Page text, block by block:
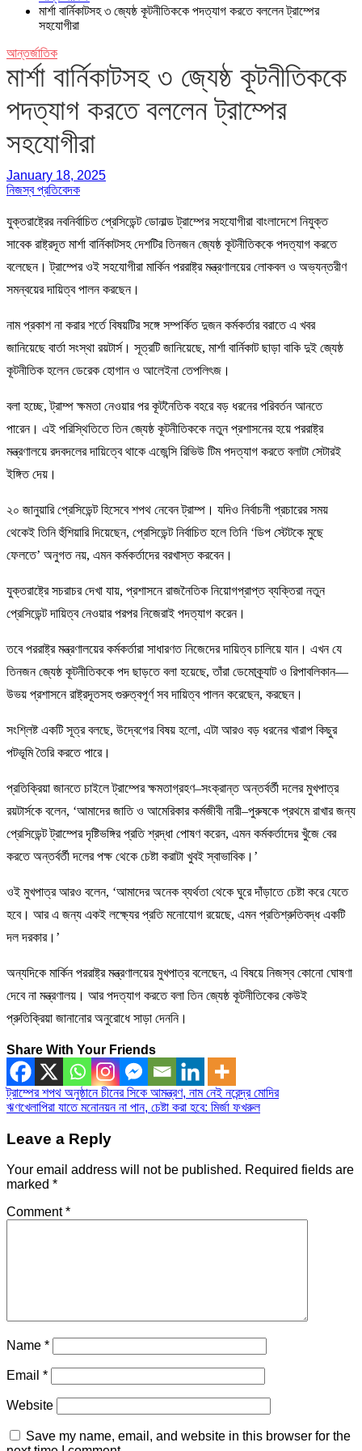
মার্শা বার্নিকাটসহ ৩ জ্যেষ্ঠ কূটনীতিককে পদত্যাগ করতে বললেন ট্রাম্পের
সহযোগীরা
আন্তর্জাতিক
মার্শা বার্নিকাটসহ ৩ জ্যেষ্ঠ কূটনীতিককে
পদত্যাগ করতে বললেন ট্রাম্পের
সহযোগীরা
January 18, 2025
নিজস্ব প্রতিবেদক
যুক্তরাষ্ট্রের নবনির্বাচিত প্রেসিডেন্ট ডোনাল্ড ট্রাম্পের সহযোগীরা বাংলাদেশে নিযুক্ত
সাবেক রাষ্ট্রদূত মার্শা বার্নিকাটসহ দেশটির তিনজন জ্যেষ্ঠ কূটনীতিককে পদত্যাগ করতে
বলেছেন। ট্রাম্পের ওই সহযোগীরা মার্কিন পররাষ্ট্র মন্ত্রণালয়ের লোকবল ও অভ্যন্তরীণ
সমন্বয়ের দায়িত্ব পালন করছেন।
নাম প্রকাশ না করার শর্তে বিষয়টির সঙ্গে সম্পর্কিত দুজন কর্মকর্তার বরাতে এ খবর
জানিয়েছে বার্তা সংস্থা রয়টার্স। সূত্রটি জানিয়েছে, মার্শা বার্নিকাট ছাড়া বাকি দুই জ্যেষ্ঠ
কূটনীতিক হলেন ডেরেক হোগান ও আলেইনা তেপলিৎজ।
বলা হচ্ছে, ট্রাম্প ক্ষমতা নেওয়ার পর কূটনৈতিক বহরে বড় ধরনের পরিবর্তন আনতে
পারেন। এই পরিস্থিতিতে তিন জ্যেষ্ঠ কূটনীতিককে নতুন প্রশাসনের হয়ে পররাষ্ট্র
মন্ত্রণালয়ে রদবদলের দায়িত্বে থাকে এজেন্সি রিভিউ টিম পদত্যাগ করতে বলাটা সেটারই
ইঙ্গিত দেয়।
২০ জানুয়ারি প্রেসিডেন্ট হিসেবে শপথ নেবেন ট্রাম্প। যদিও নির্বাচনী প্রচারের সময়
থেকেই তিনি হুঁশিয়ারি দিয়েছেন, প্রেসিডেন্ট নির্বাচিত হলে তিনি ‘ডিপ স্টেটকে মুছে
ফেলতে’ অনুগত নয়, এমন কর্মকর্তাদের বরখাস্ত করবেন।
যুক্তরাষ্ট্রে সচরাচর দেখা যায়, প্রশাসনে রাজনৈতিক নিয়োগপ্রাপ্ত ব্যক্তিরা নতুন
প্রেসিডেন্ট দায়িত্ব নেওয়ার পরপর নিজেরাই পদত্যাগ করেন।
তবে পররাষ্ট্র মন্ত্রণালয়ের কর্মকর্তারা সাধারণত নিজেদের দায়িত্ব চালিয়ে যান। এখন যে
তিনজন জ্যেষ্ঠ কূটনীতিককে পদ ছাড়তে বলা হয়েছে, তাঁরা ডেমোক্র্যাট ও রিপাবলিকান—
উভয় প্রশাসনে রাষ্ট্রদূতসহ গুরুত্বপূর্ণ সব দায়িত্ব পালন করেছেন, করছেন।
সংশ্লিষ্ট একটি সূত্র বলছে, উদ্বেগের বিষয় হলো, এটা আরও বড় ধরনের খারাপ কিছুর
পটভূমি তৈরি করতে পারে।
প্রতিক্রিয়া জানতে চাইলে ট্রাম্পের ক্ষমতাগ্রহণ–সংক্রান্ত অন্তর্বর্তী দলের মুখপাত্র
রয়টার্সকে বলেন, ‘আমাদের জাতি ও আমেরিকার কর্মজীবী নারী–পুরুষকে প্রথমে রাখার জন্য
প্রেসিডেন্ট ট্রাম্পের দৃষ্টিভঙ্গির প্রতি শ্রদ্ধা পোষণ করেন, এমন কর্মকর্তাদের খুঁজে বের
করতে অন্তর্বর্তী দলের পক্ষ থেকে চেষ্টা করাটা খুবই স্বাভাবিক।’
ওই মুখপাত্র আরও বলেন, ‘আমাদের অনেক ব্যর্থতা থেকে ঘুরে দাঁড়াতে চেষ্টা করে যেতে
হবে। আর এ জন্য একই লক্ষ্যের প্রতি মনোযোগ রয়েছে, এমন প্রতিশ্রুতিবদ্ধ একটি
দল দরকার।’
অন্যদিকে মার্কিন পররাষ্ট্র মন্ত্রণালয়ের মুখপাত্র বলেছেন, এ বিষয়ে নিজস্ব কোনো ঘোষণা
দেবে না মন্ত্রণালয়। আর পদত্যাগ করতে বলা তিন জ্যেষ্ঠ কূটনীতিকের কেউই
প্রুতিক্রিয়া জানানোর অনুরোধে সাড়া দেননি।
Share With Your Friends
Post
navigation
ট্রাম্পের শপথ অনুষ্ঠানে চীনের সিকে আমন্ত্রণ, নাম নেই নরেন্দ্র মোদির
ঋণখেলাপিরা যাতে মনোনয়ন না পান, চেষ্টা করা হবে: মির্জা ফখরুল
Leave a Reply
Your email address will not be published. Required fields are
marked *
Comment*
Name *
Email *
Website
Save my name, email, and website in this browser for the